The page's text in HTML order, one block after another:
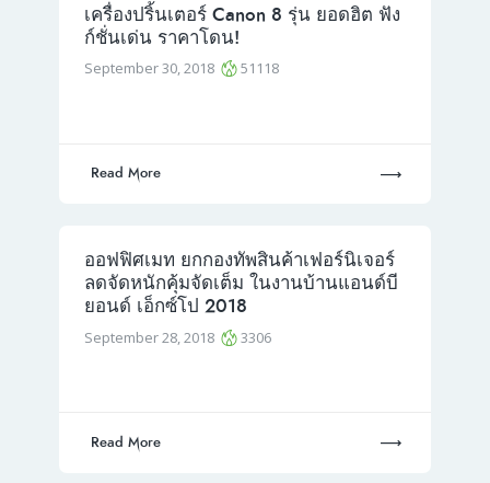
เครื่องปริ้นเตอร์ Canon 8 รุ่น ยอดฮิต ฟัง
ก์ชั่นเด่น ราคาโดน!
September 30, 2018 51118
Read More
ออฟฟิศเมท ยกกองทัพสินค้าเฟอร์นิเจอร์
ลดจัดหนักคุ้มจัดเต็ม ในงานบ้านแอนด์บี
ยอนด์ เอ็กซ์โป 2018
September 28, 2018 3306
Read More